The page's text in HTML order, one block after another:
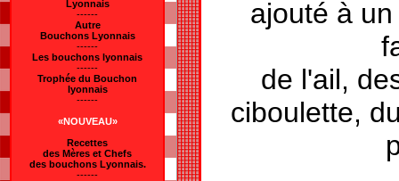
Lyonnais
------
Autre
Bouchons Lyonnais
------
Les bouchons lyonnais
------
Trophée du Bouchon
lyonnais
------
«NOUVEAU»
Recettes
des Mères et Chefs
des bouchons Lyonnais.
------
ajouté à
de l'ail,
ciboulette,